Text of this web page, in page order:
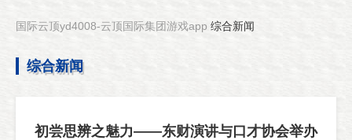
国际云顶yd4008-云顶国际集团游戏app 综合新闻
综合新闻
初尝思辨之魅力——东财演讲与口才协会举办